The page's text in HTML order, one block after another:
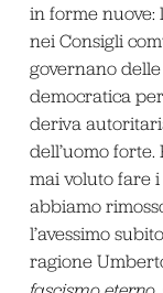
in forme nuove:
nei Consigli
governano
democratica
deriva
dell’uomo
mai voluto fare
abbiamo
l’avessimo
ragione
fascismo eterno